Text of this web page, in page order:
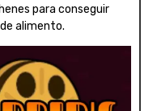
para conseguir
alimento.